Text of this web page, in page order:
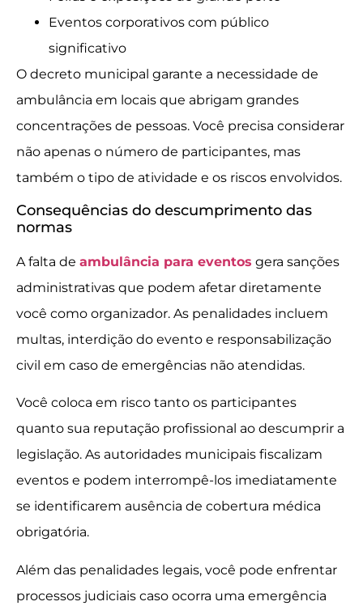
Eventos corporativos com público
significativo
O decreto municipal garante a necessidade de
ambulância em locais que abrigam grandes
concentrações de pessoas. Você precisa considerar
não apenas o número de participantes, mas
também o tipo de atividade e os riscos envolvidos.
Consequências do descumprimento das
normas
A falta de ambulância para eventos gera sanções
administrativas que podem afetar diretamente
você como organizador. As penalidades incluem
multas, interdição do evento e responsabilização
civil em caso de emergências não atendidas.
Você coloca em risco tanto os participantes
quanto sua reputação profissional ao descumprir a
legislação. As autoridades municipais fiscalizam
eventos e podem interrompê-los imediatamente
se identificarem ausência de cobertura médica
obrigatória.
Além das penalidades legais, você pode enfrentar
processos judiciais caso ocorra uma emergência